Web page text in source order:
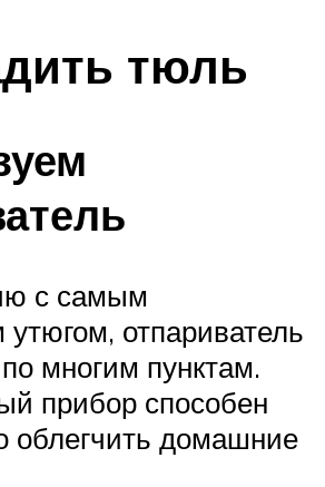
тюль
с самым
отпариватель
многим пунктам.
прибор способен
облегчить домашние